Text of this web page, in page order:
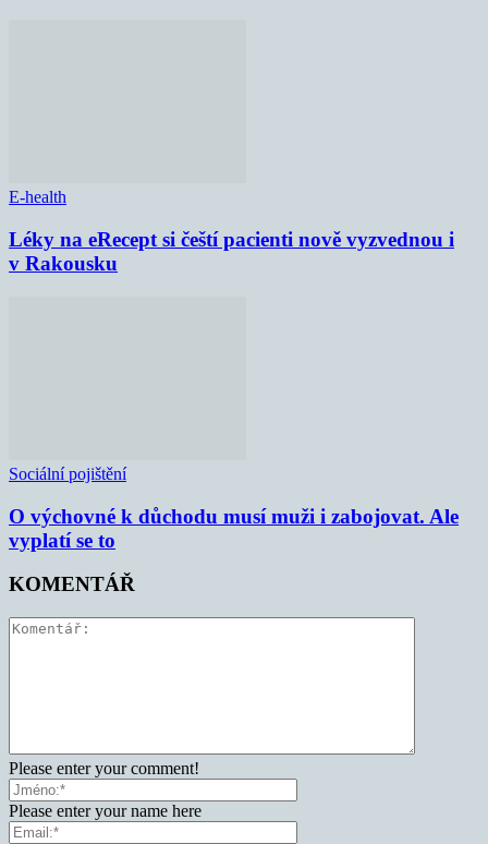
E-health
Léky na eRecept si čeští pacienti nově vyzvednou i
v Rakousku
Sociální pojištění
O výchovné k důchodu musí muži i zabojovat. Ale
vyplatí se to
KOMENTÁŘ
Please enter your comment!
Please enter your name here